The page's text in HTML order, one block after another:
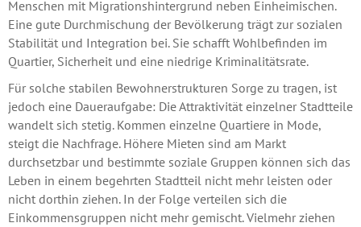
Menschen mit Migrationshintergrund neben Einheimischen.
Eine gute Durchmischung der Bevölkerung trägt zur sozialen
Stabilität und Integration bei. Sie schafft Wohlbefinden im
Quartier, Sicherheit und eine niedrige Kriminalitätsrate.
Für solche stabilen Bewohnerstrukturen Sorge zu tragen, ist
jedoch eine Daueraufgabe: Die Attraktivität einzelner Stadtteile
wandelt sich stetig. Kommen einzelne Quartiere in Mode,
steigt die Nachfrage. Höhere Mieten sind am Markt
durchsetzbar und bestimmte soziale Gruppen können sich das
Leben in einem begehrten Stadtteil nicht mehr leisten oder
nicht dorthin ziehen. In der Folge verteilen sich die
Einkommensgruppen nicht mehr gemischt. Vielmehr ziehen